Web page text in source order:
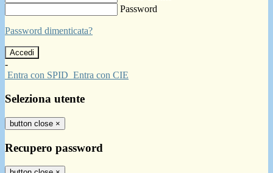
Password
Password dimenticata?
-
Entra con SPID Entra con CIE
Seleziona utente
button close ×
Recupero password